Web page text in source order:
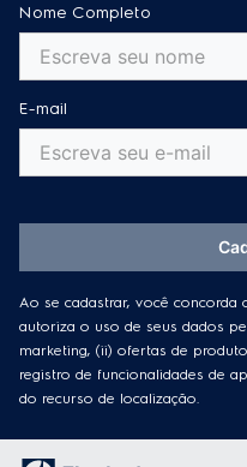
Nome Completo
E-mail
Ao se cadastrar, você concorda
autoriza o uso de seus dados
marketing, (ii) ofertas de
registro de funcionalidades de
do recurso de localização.